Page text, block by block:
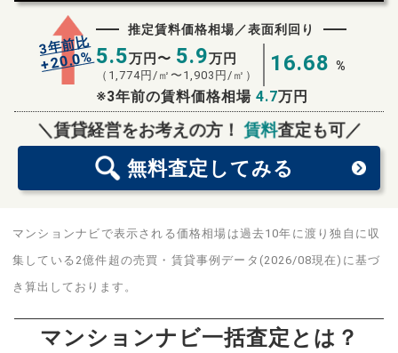
3年前比
+20.0%
推定賃料価格相場／表面利回り
5.5万円〜 5.9万円
（ 1,774円/㎡〜 1,903 円/㎡） 16.68 %
※3年前の賃料価格相場 4.7万円
＼賃貸経営をお考えの方！賃料査定も可／
無料査定 してみる
無料査定スタート！
マンションナビで表示される価格相場は過去10年に渡り独自に収
集している2億件超の売買・賃貸事例データ(2026/08現在)に基づ
き算出しております。
マンションナビ一括査定とは？